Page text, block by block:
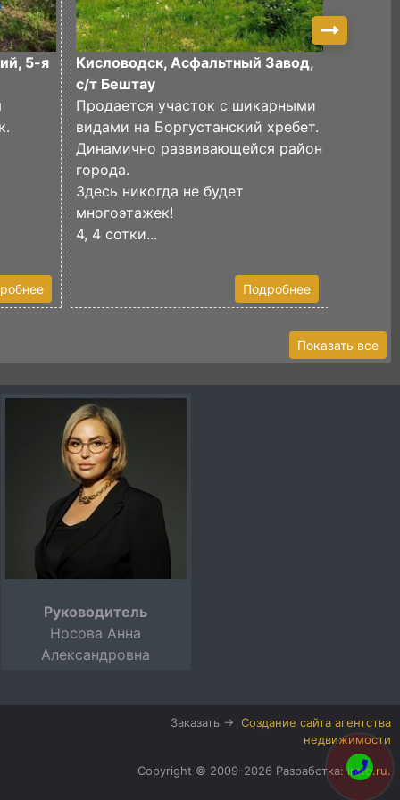
5-я
Кисловодск, Асфальтный Завод,
с/т Бештау
Продается участок с шикарными
видами на Боргустанский хребет.
Динамично развивающейся район
города.
Здесь никогда не будет
многоэтажек!
4, 4 сотки...
Подробнее
Показать все
Руководитель
Носова Анна
Александровна
Заказать → Создание сайта агентства
недвижимости
Copyright © 2009-2026 Разработка:irato.ru.